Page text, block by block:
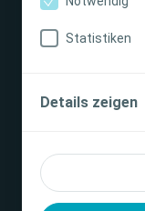
Statistiken
Details zeigen